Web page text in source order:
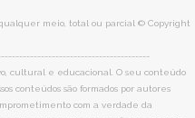
meio, total ou parcial © Copyright
cultural e educacional. O seu conteúdo
conteúdos são formados por autores
com a verdade da